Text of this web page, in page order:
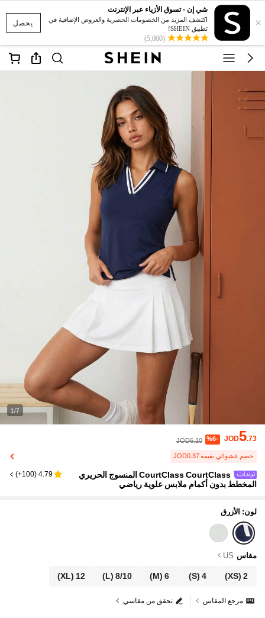
يحصل ×
شي إن - تسوق الأزياء عبر الإنترنت
اكتشف المزيد من الخصومات الحصرية والعروض الإضافية في
تطبيق SHEIN!
(5,000)
1/7
JOD5.73
%6-
JOD6.10
خصم عشوائي بقيمة JOD0.37
CourtClass CourtClass المنسوج الحريري
المخطط بدون أكمام ملابس علوية رياضي
4.79
(
100+
)
لون: الأزرق
مقاس US
2
(XS)
4
(S)
6
(M)
8/10
(L)
12
(XL)
تحقق من مقاسي مرجع المقاس